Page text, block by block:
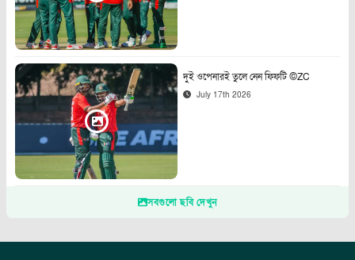
দুই ওপেনারই তুলে নেন ফিফটি ©ZC
July 17th 2026
সবগুলো ছবি দেখুন